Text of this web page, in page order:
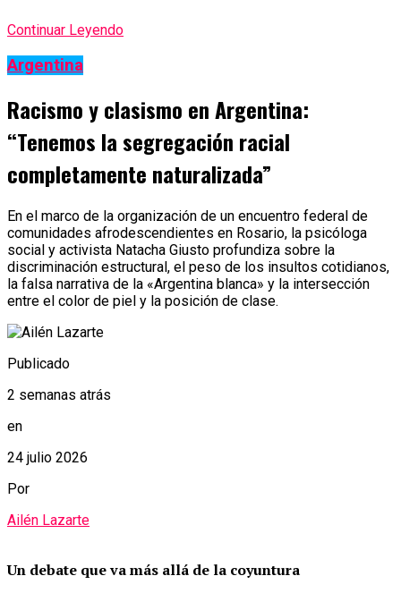
Continuar Leyendo
Argentina
Racismo y clasismo en Argentina:
“Tenemos la segregación racial
completamente naturalizada”
En el marco de la organización de un encuentro federal de
comunidades afrodescendientes en Rosario, la psicóloga
social y activista Natacha Giusto profundiza sobre la
discriminación estructural, el peso de los insultos cotidianos,
la falsa narrativa de la «Argentina blanca» y la intersección
entre el color de piel y la posición de clase.
Publicado
2 semanas atrás
en
24 julio 2026
Por
Ailén Lazarte
Un debate que va más allá de la coyuntura